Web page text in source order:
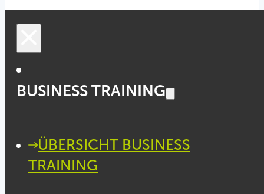
BUSINESS TRAINING
ÜBERSICHT BUSINESS
TRAINING